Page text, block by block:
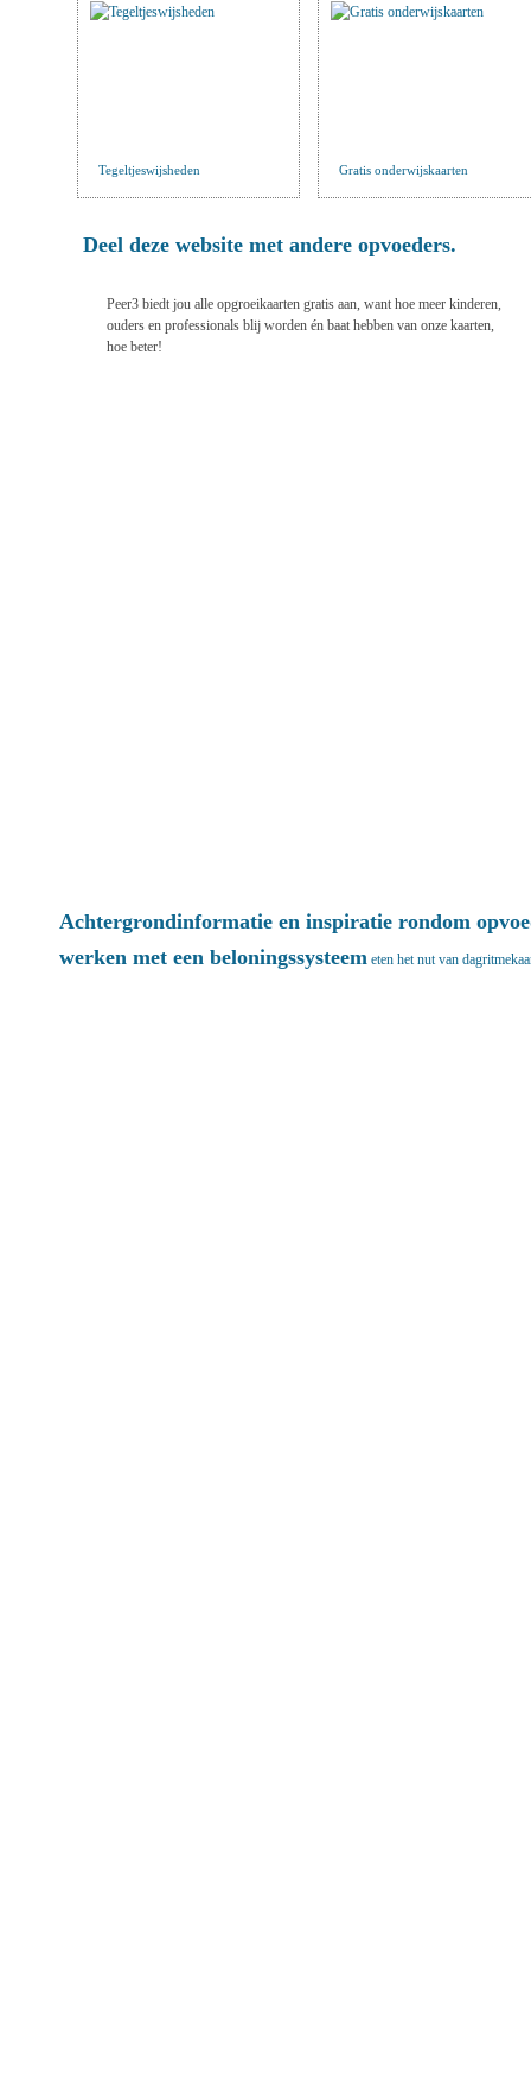
Tegeltjeswijsheden Gratis onderwijskaarten
Deel deze website met andere opvoeders.
Peer3 biedt jou alle opgroeikaarten gratis aan, want hoe meer kinderen,
ouders en professionals blij worden én baat hebben van onze kaarten,
hoe beter!
Achtergrondinformatie en inspiratie rondom
werken met een beloningssysteem eten het nut van